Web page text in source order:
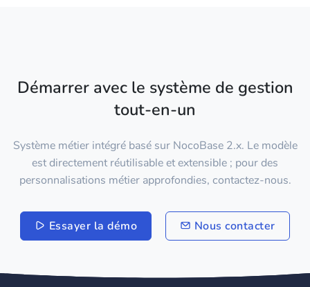
Démarrer avec le système de gestion
tout-en-un
Système métier intégré basé sur NocoBase 2.x. Le modèle
est directement réutilisable et extensible ; pour des
personnalisations métier approfondies, contactez-nous.
Essayer la démo Nous contacter